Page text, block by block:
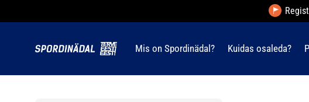
Mis on Spordinädal? Kuidas osaleda?